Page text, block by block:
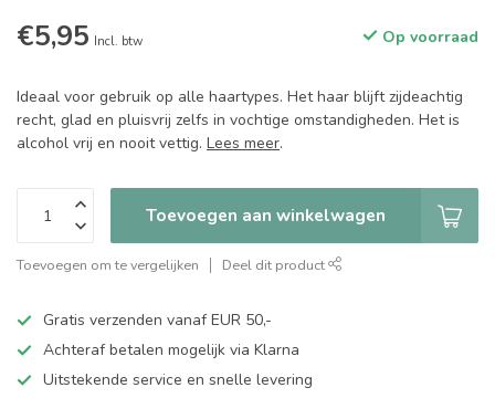
€5,95 Incl. btw Op voorraad
Ideaal voor gebruik op alle haartypes. Het haar blijft zijdeachtig
recht, glad en pluisvrij zelfs in vochtige omstandigheden. Het is
alcohol vrij en nooit vettig. Lees meer.
Toevoegen aan winkelwagen
Toevoegen om te vergelijken Deel dit product
Gratis verzenden vanaf EUR 50,-
Achteraf betalen mogelijk via Klarna
Uitstekende service en snelle levering